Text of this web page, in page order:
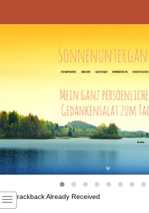
1 Trackback Already Received